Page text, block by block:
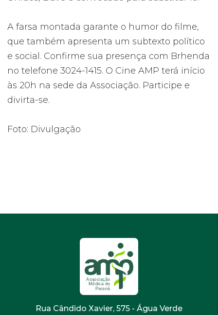
A farsa montada garante o humor do filme,
que também apresenta um subtexto político
e social. Confirme sua presença com Brhenda
no telefone 3024-1415. O Cine AMP terá início
às 20h na sede da Associação. Participe e
divirta-se.
Foto: Divulgação
Rua Cândido Xavier, 575 - Água Verde